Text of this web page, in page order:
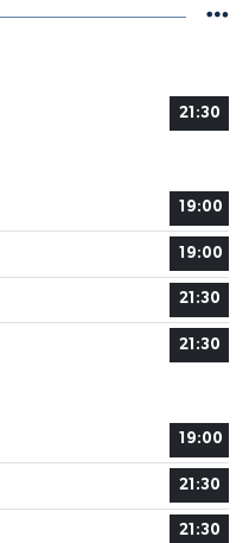
21:30
19:00
19:00
21:30
21:30
19:00
21:30
21:30